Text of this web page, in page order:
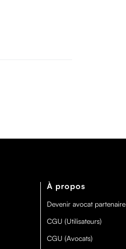
À propos
Devenir avocat partenaire
CGU (Utilisateurs)
CGU (Avocats)